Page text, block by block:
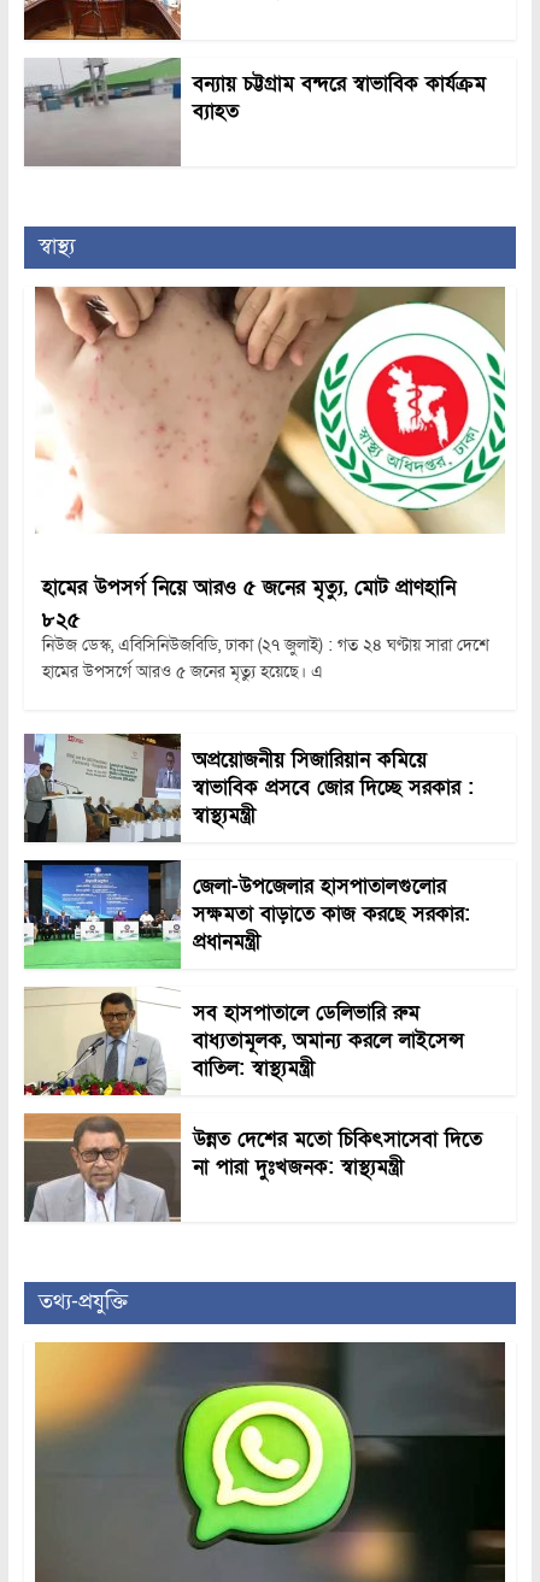
বন্যায় চট্টগ্রাম বন্দরে স্বাভাবিক কার্যক্রম
ব্যাহত
স্বাস্থ্য
হামের উপসর্গ নিয়ে আরও ৫ জনের মৃত্যু, মোট প্রাণহানি
৮২৫
নিউজ ডেস্ক, এবিসিনিউজবিডি, ঢাকা (২৭ জুলাই) : গত ২৪ ঘণ্টায় সারা দেশে
হামের উপসর্গে আরও ৫ জনের মৃত্যু হয়েছে। এ
অপ্রয়োজনীয় সিজারিয়ান কমিয়ে
স্বাভাবিক প্রসবে জোর দিচ্ছে সরকার :
স্বাস্থ্যমন্ত্রী
জেলা-উপজেলার হাসপাতালগুলোর
সক্ষমতা বাড়াতে কাজ করছে সরকার:
প্রধানমন্ত্রী
সব হাসপাতালে ডেলিভারি রুম
বাধ্যতামূলক, অমান্য করলে লাইসেন্স
বাতিল: স্বাস্থ্যমন্ত্রী
উন্নত দেশের মতো চিকিৎসাসেবা দিতে
না পারা দুঃখজনক: স্বাস্থ্যমন্ত্রী
তথ্য-প্রযুক্তি